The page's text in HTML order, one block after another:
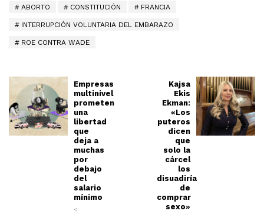
ABORTO CONSTITUCIÓN FRANCIA
INTERRUPCIÓN VOLUNTARIA DEL EMBARAZO
ROE CONTRA WADE
Empresas
multinivel
prometen
una
libertad
que
deja a
muchas
por
debajo
del
salario
mínimo
<
Kajsa
Ekis
Ekman:
«Los
puteros
dicen
que
solo la
cárcel
los
disuadiría
de
comprar
sexo»